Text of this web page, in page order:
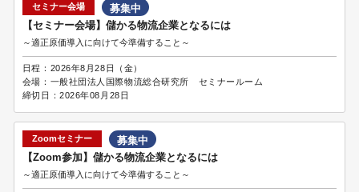
セミナー会場
募集中
【セミナー会場】儲かる物流企業となるには
～適正原価導入に向けて今準備すること～
日程： 2026年8月28日（金）
会場： 一般社団法人国際物流総合研究所 セミナールーム
締切日：2026年08月28日
Zoomセミナー
募集中
【Zoom参加】儲かる物流企業となるには
～適正原価導入に向けて今準備すること～